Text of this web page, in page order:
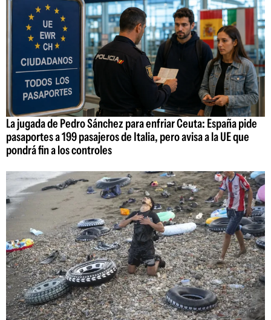
La jugada de Pedro Sánchez para enfriar Ceuta: España pide
pasaportes a 199 pasajeros de Italia, pero avisa a la UE que
pondrá fin a los controles